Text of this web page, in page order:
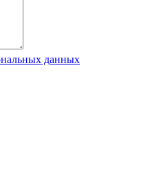
данных